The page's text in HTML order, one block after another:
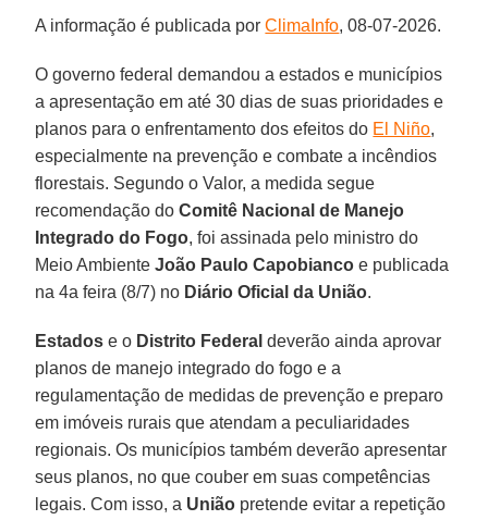
A informação é publicada porClimaInfo, 08-07-2026.
O governo federal demandou a estados e municípios
a apresentação em até 30 dias de suas prioridades e
planos para o enfrentamento dos efeitos do El Niño,
especialmente na prevenção e combate a incêndios
florestais. Segundo o Valor, a medida segue
recomendação do Comitê Nacional de Manejo
Integrado do Fogo, foi assinada pelo ministro do
Meio AmbienteJoão Paulo Capobianco e publicada
na 4a feira (8/7) no Diário Oficial da União.
Estados e o Distrito Federal deverão ainda aprovar
planos de manejo integrado do fogo e a
regulamentação de medidas de prevenção e preparo
em imóveis rurais que atendam a peculiaridades
regionais. Os municípios também deverão apresentar
seus planos, no que couber em suas competências
legais. Com isso, a União pretende evitar a repetição